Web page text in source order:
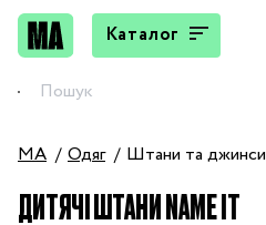
Каталог
MA Одяг Штани та джинси
ДИТЯЧІ ШТАНИ NAME IT